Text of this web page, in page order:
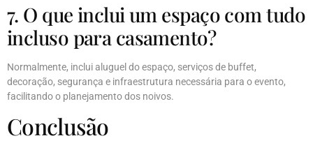
7. O que inclui um espaço com tudo
incluso para casamento?
Normalmente, inclui aluguel do espaço, serviços de buffet,
decoração, segurança e infraestrutura necessária para o evento,
facilitando o planejamento dos noivos.
Conclusão